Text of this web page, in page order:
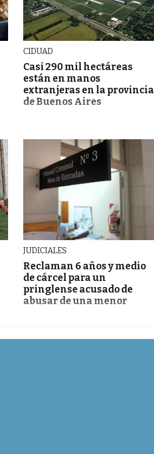
CIDUAD
Casi 290 mil hectáreas
están en manos
extranjeras en la provincia
de Buenos Aires
JUDICIALES
Reclaman 6 años y medio
de cárcel para un
pringlense acusado de
abusar de una menor